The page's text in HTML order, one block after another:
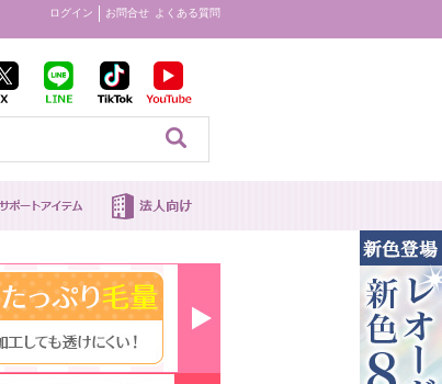
ログイン お問合せ よくある質問